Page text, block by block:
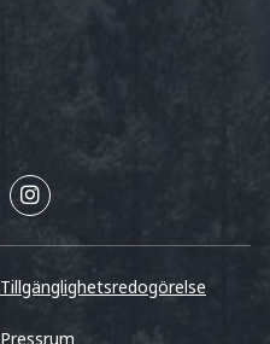
Tillgänglighetsredogörelse
Pressrum